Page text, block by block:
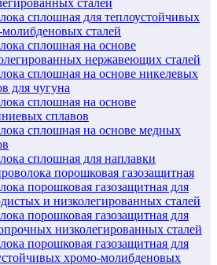
сталей
сплошная для теплоустойчивых
сталей
сплошная на основе
нержавеющих сталей
сплошная на основе никелевых
для чугуна
сплошная на основе
сплавов
сплошная на основе медных
сплошная для наплавки
порошковая газозащитная
порошковая газозащитная для
и низколегированных сталей
порошковая газозащитная для
низколегированных сталей
порошковая газозащитная для
хромо-молибденовых